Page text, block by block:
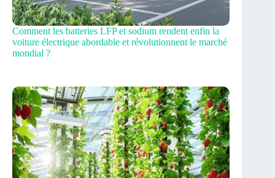
Comment les batteries LFP et sodium rendent enfin la
voiture électrique abordable et révolutionnent le marché
mondial ?